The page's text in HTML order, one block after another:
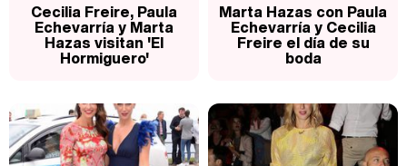
Cecilia Freire, Paula
Echevarría y Marta
Hazas visitan 'El
Hormiguero'
Marta Hazas con Paula
Echevarría y Cecilia
Freire el día de su
boda